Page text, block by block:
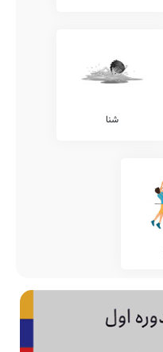
شنا